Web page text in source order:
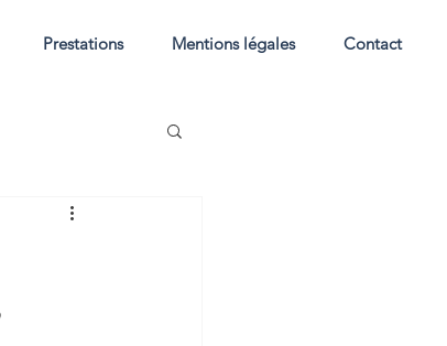
Prestations Mentions légales Contact